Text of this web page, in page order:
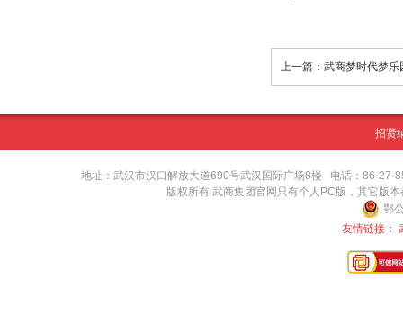
招贤
地址：武汉市汉口解放大道690号武汉国际广场8楼 电话：86-
版权所有 武商集团官网只有个人PC版，其它版
鄂
友情链接：